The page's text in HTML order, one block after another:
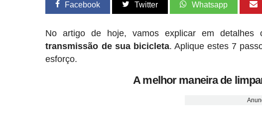
Facebook Twitter Whatsapp
No artigo de hoje, vamos explicar em detalhes
transmissão de sua bicicleta. Aplique estes 7
esforço.
A melhor maneira de